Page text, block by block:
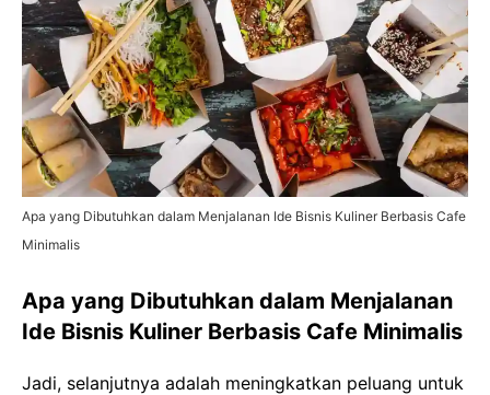
Apa yang Dibutuhkan dalam Menjalanan Ide Bisnis Kuliner Berbasis Cafe
Minimalis
Apa yang Dibutuhkan dalam Menjalanan
Ide Bisnis Kuliner Berbasis Cafe Minimalis
Jadi, selanjutnya adalah meningkatkan peluang untuk